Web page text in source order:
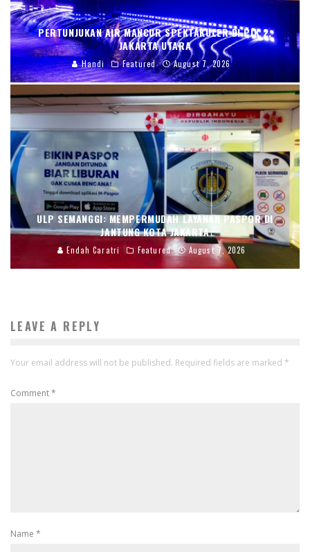
PERTUNJUKAN AIR MANCUR SPEKTAKULER DI PIK 2,
JAKARTA UTARA
Handi Featured August 7, 2026
ULP SEMANGGI: MEMPERMUDAH LAYANAN PASPOR DI
JANTUNG KOTA JAKARTA
Endah Caratri Featured August 7, 2026
LEAVE A REPLY
Your email address will not be published. Required fields are marked *
Comment*
Name *